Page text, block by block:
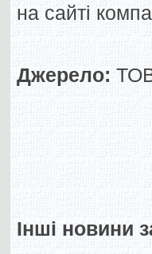
на сайті
Джерело:
Інші новини